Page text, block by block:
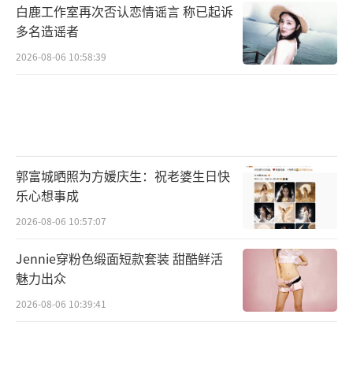
白鹿工作室再次否认恋情谣言 称已起诉
多名造谣者
2026-08-06 10:58:39
郭富城晒照为方媛庆生：祝老婆生日快
乐心想事成
2026-08-06 10:57:07
Jennie穿粉色缎面短款套装 甜酷鲜活
魅力出众
2026-08-06 10:39:41